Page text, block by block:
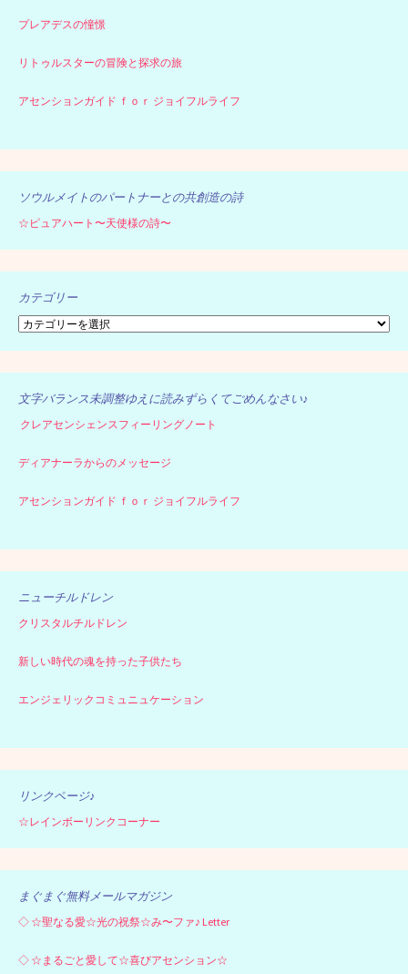
プレアデスの憧憬
リトゥルスターの冒険と探求の旅
アセンションガイド ｆｏｒ ジョイフルライフ
ソウルメイトのパートナーとの共創造の詩
☆ピュアハート〜天使様の詩〜
カテゴリー
カ
ゴ
リ
文字バランス未調整ゆえに読みずらくてごめんなさい♪
クレアセンシェンスフィーリングノート
ディアナーラからのメッセージ
アセンションガイド ｆｏｒ ジョイフルライフ
ニューチルドレン
クリスタルチルドレン
新しい時代の魂を持った子供たち
エンジェリックコミュニュケーション
リンクページ♪
☆レインボーリンクコーナー
まぐまぐ無料メールマガジン
◇ ☆聖なる愛☆光の祝祭☆み〜ファ♪ Letter
◇ ☆まるごと愛して☆喜びアセンション☆